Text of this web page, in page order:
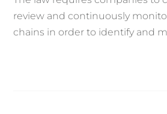
review and continuously
chains in order to identify and